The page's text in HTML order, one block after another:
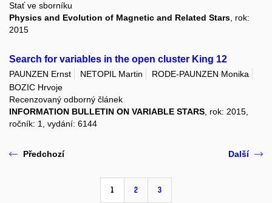
Stať ve sborníku
Physics and Evolution of Magnetic and Related Stars , rok:
2015
Search for variables in the open cluster King 12
PAUNZEN Ernst NETOPIL Martin
RODE-PAUNZEN Monika
BOZIC Hrvoje
Recenzovaný odborný článek
INFORMATION BULLETIN ON VARIABLE STARS , rok: 2015,
ročník: 1, vydání: 6144
Předchozí
1 2 3
Další